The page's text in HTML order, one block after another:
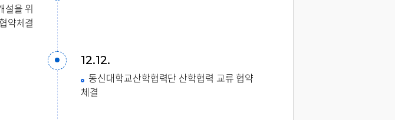
설을 위
약체결
12.12.
동신대학교산학협력단 산학협력 교류 협약
체결